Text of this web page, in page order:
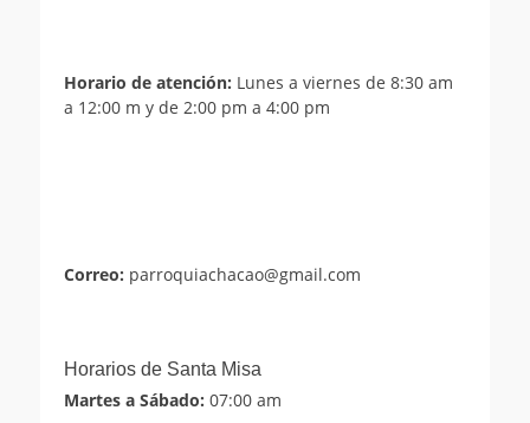
Horario de atención: Lunes a viernes de 8:30 am
a 12:00 m y de 2:00 pm a 4:00 pm
Correo: parroquiachacao@gmail.com
Horarios de Santa Misa
Martes a Sábado: 07:00 am